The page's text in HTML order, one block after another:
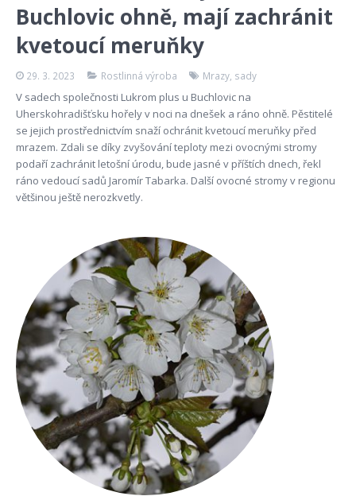
Buchlovic ohně, mají zachránit
kvetoucí meruňky
29. 3. 2023 Rostlinná výroba Mrazy sady
V sadech společnosti Lukrom plus u Buchlovic na
Uherskohradišťsku hořely v noci na dnešek a ráno ohně. Pěstitelé
se jejich prostřednictvím snaží ochránit kvetoucí meruňky před
mrazem. Zdali se díky zvyšování teploty mezi ovocnými stromy
podaří zachránit letošní úrodu, bude jasné v příštích dnech, řekl
ráno vedoucí sadů Jaromír Tabarka. Další ovocné stromy v regionu
většinou ještě nerozkvetly.